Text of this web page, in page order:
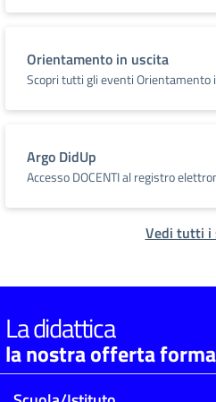
Orientamento in uscita
Scopri tutti gli eventi Orientamento
Argo DidUp
Accesso DOCENTI al registro
Vedi tutti i
La didattica
la nostra offerta